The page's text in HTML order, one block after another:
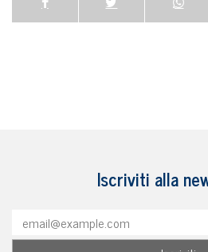
Iscriviti alla